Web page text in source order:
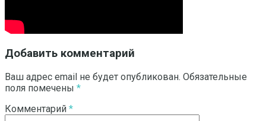
Добавить комментарий
Ваш адрес email не будет опубликован. Обязательные
поля помечены *
Комментарий *